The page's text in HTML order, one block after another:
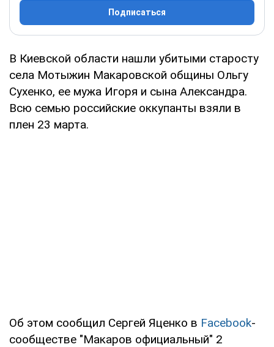
Подписаться
В Киевской области нашли убитыми старосту
села Мотыжин Макаровской общины Ольгу
Сухенко, ее мужа Игоря и сына Александра.
Всю семью российские оккупанты взяли в
плен 23 марта.
Об этом сообщил Сергей Яценко в Facebook-
сообществе "Макаров официальный" 2